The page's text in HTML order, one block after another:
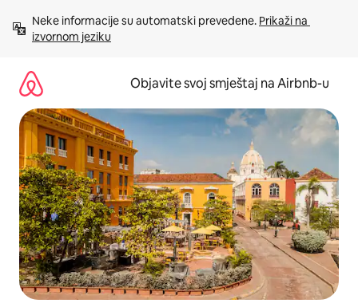
sadržaj
Neke informacije su automatski prevedene. Prikaži na
izvornom jeziku
Objavite svoj smještaj na Airbnb-u